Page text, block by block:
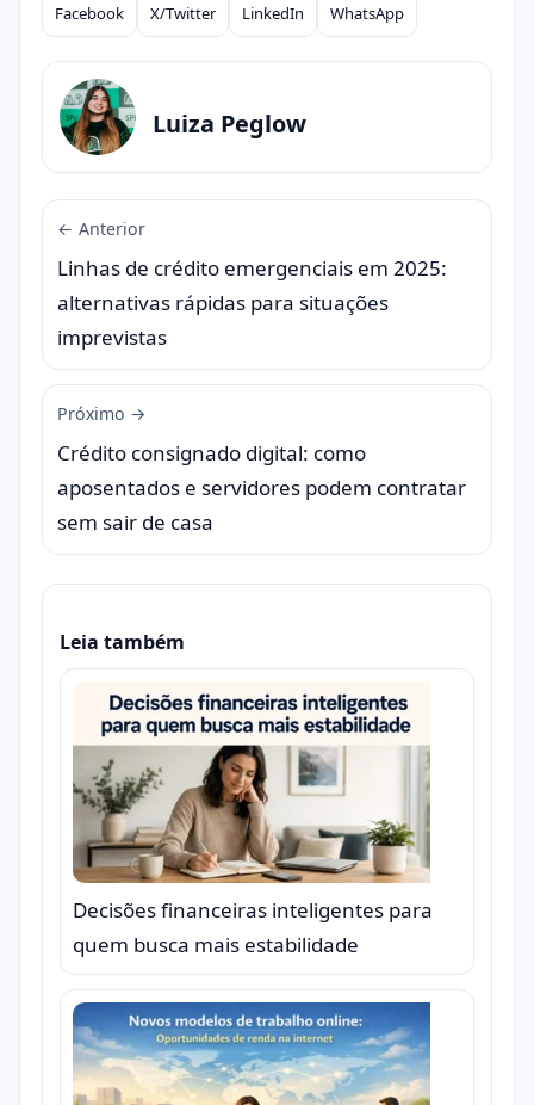
Compartilhar
Facebook X/Twitter LinkedIn WhatsApp
Luiza Peglow
← Anterior
Linhas de crédito emergenciais em 2025:
alternativas rápidas para situações
imprevistas
Próximo →
Crédito consignado digital: como
aposentados e servidores podem contratar
sem sair de casa
Leia também
Decisões financeiras inteligentes para
quem busca mais estabilidade